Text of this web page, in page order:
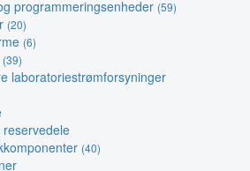
programmeringsenheder (59)
(20)
(6)
(39)
laboratoriestrømforsyninger
(40)